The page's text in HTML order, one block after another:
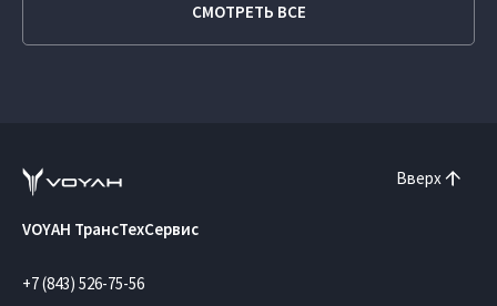
СМОТРЕТЬ ВСЕ
Вверх
VOYAH ТрансТехСервис
+7 (843) 526-75-56